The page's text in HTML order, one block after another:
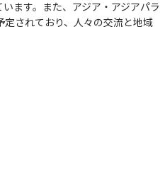
ます。また、アジア・アジアパラ
されており、人々の交流と地域